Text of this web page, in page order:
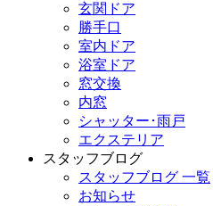
玄関ドア
勝手口
室内ドア
浴室ドア
窓交換
内窓
シャッター･雨戸
エクステリア
スタッフブログ
スタッフブログ 一覧
お知らせ